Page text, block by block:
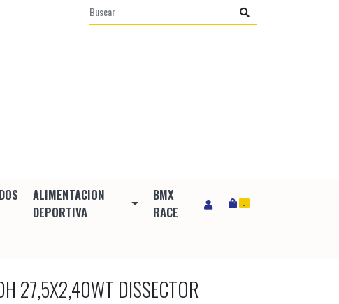
ALIMENTACION
DEPORTIVA
BMX
RACE
0
27,5X2,40WT DISSECTOR